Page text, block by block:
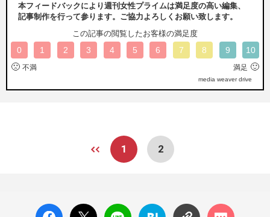
本フィードバックにより週刊女性プライムは満足度の高い編集、
記事制作を行って参ります。ご協力よろしくお願い致します。
この記事の閲覧したお客様の満足度
0 1 2 3 4 5 6 7 8 9 10
🙁 不満 満足 🙂
media weaver drive
1 2
facebo
X ポス
LINE
はてな
コメン